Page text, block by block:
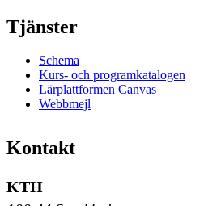
Tjänster
Schema
Kurs- och programkatalogen
Lärplattformen Canvas
Webbmejl
Kontakt
KTH